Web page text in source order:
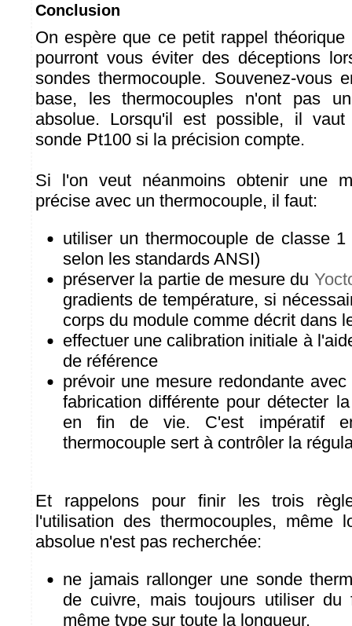
Conclusion
On espère que ce petit rappel
pourront vous éviter des déceptions
sondes thermocouple. Souvenez-vous
base, les thermocouples n'ont pas
absolue. Lorsqu'il est possible, il
sonde Pt100 si la précision compte.
Si l'on veut néanmoins obtenir une
précise avec un thermocouple, il faut:
utiliser un thermocouple de classe
selon les standards ANSI)
préserver la partie de mesure du
gradients de température, si
corps du module comme décrit dans
effectuer une calibration initiale à
de référence
prévoir une mesure redondante
fabrication différente pour détecter
en fin de vie. C'est impératif
thermocouple sert à contrôler la
Et rappelons pour finir les trois
l'utilisation des thermocouples, même
absolue n'est pas recherchée:
ne jamais rallonger une sonde
de cuivre, mais toujours utiliser du
même type sur toute la longueur.